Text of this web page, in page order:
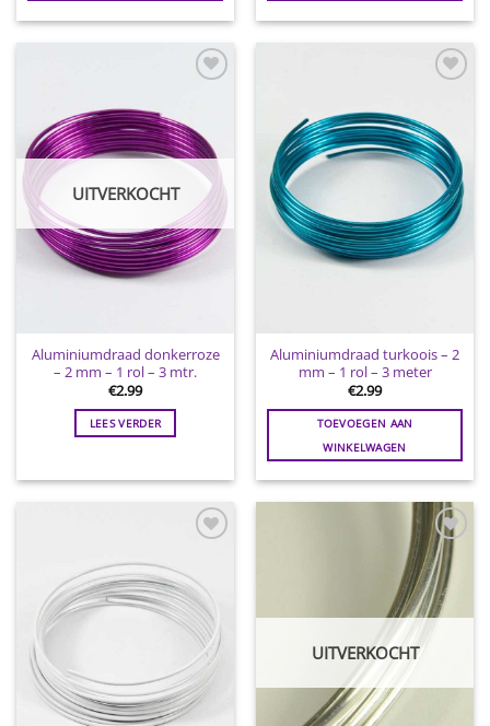
wenslijst
UITVERKOCHT
Aluminiumdraad donkerroze
– 2 mm – 1 rol – 3 mtr.
€2.99
LEES VERDER
wenslijst
Aluminiumdraad turkoois – 2
mm – 1 rol – 3 meter
€2.99
TOEVOEGEN AAN
WINKELWAGEN
wenslijst
Toevoegen
aan
wenslijst
UITVERKOCHT